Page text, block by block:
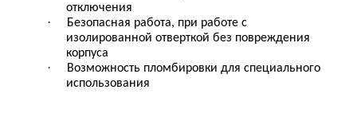
отключения
·
Безопасная работа, при работе с
изолированной отверткой без повреждения
корпуса
·
Возможность пломбировки для специального
использования